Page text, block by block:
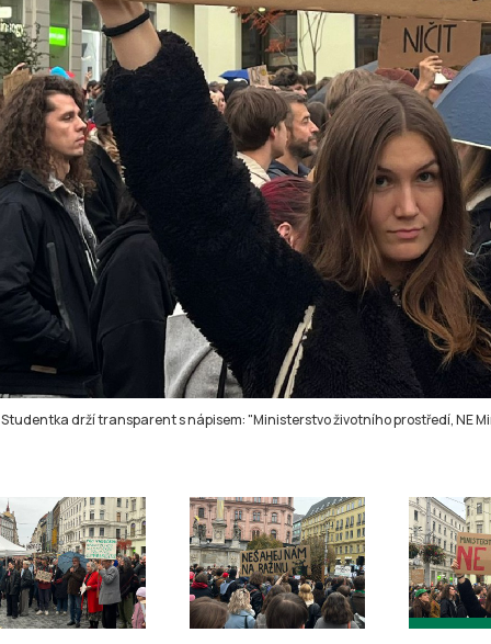
Studentka drží transparent s nápisem: "Ministerstvo životního prostředí, NE